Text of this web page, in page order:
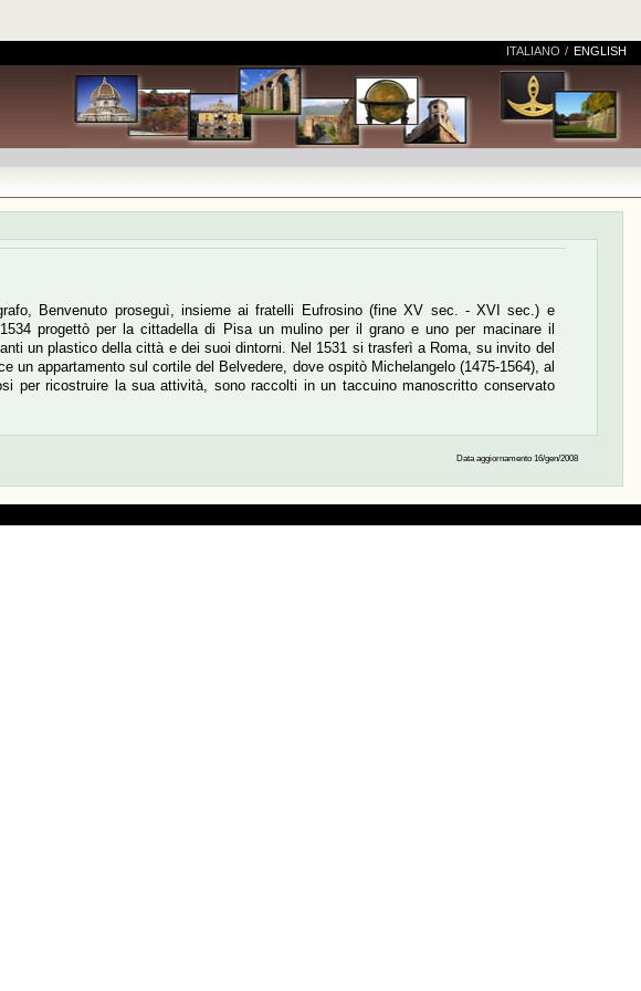
ITALIANO / ENGLISH
Benvenuto proseguì, insieme ai fratelli Eufrosino (fine XV sec. - XVI sec.) e
progettò per la cittadella di Pisa un mulino per il grano e uno per macinare il
un plastico della città e dei suoi dintorni. Nel 1531 si trasferì a Roma, su invito del
un appartamento sul cortile del Belvedere, dove ospitò Michelangelo (1475-1564), al
per ricostruire la sua attività, sono raccolti in un taccuino manoscritto conservato
Data aggiornamento 16/gen/2008